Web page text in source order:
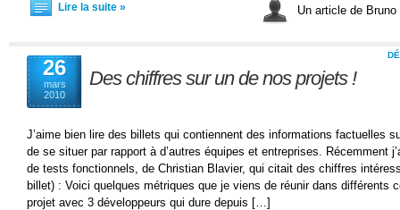
Lire la suite » Un article de
26
mars
2010
Des chiffres sur un de nos projets !
J’aime bien lire des billets qui contiennent des informations factuelles
de se situer par rapport à d’autres équipes et entreprises. Récemment
de tests fonctionnels, de Christian Blavier, qui citait des chiffres
billet) : Voici quelques métriques que je viens de réunir dans différents
projet avec 3 développeurs qui dure depuis […]